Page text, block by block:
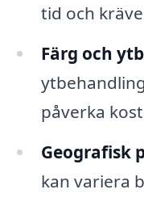
tid och
Färg och
påverka
Geografisk
kan variera